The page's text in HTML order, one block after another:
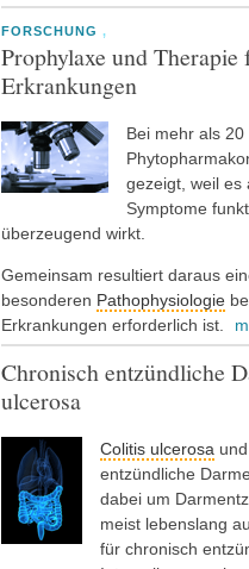
FORSCHUNG ,
Prophylaxe und
Erkrankungen
Bei mehr als
gezeigt, weil es
Symptome
überzeugend wirkt.
Gemeinsam resultiert daraus
besonderen Pathophysiologie
Erkrankungen erforderlich ist.
Chronisch entzündliche
ulcerosa
Colitis ulcerosa
entzündliche
dabei um
meist lebenslang
für chronisch